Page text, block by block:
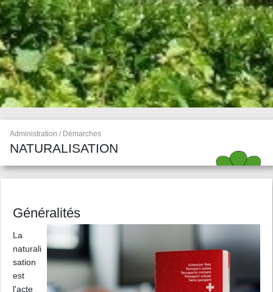
Administration / Démarches
NATURALISATION
Généralités
La
naturali
sation
est
l'acte